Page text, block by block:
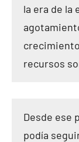
la era de la
recursos
Desde ese
podía